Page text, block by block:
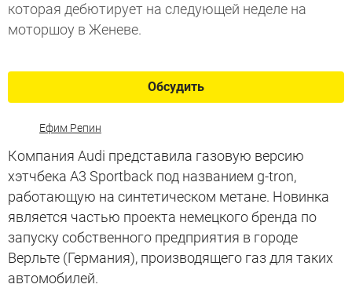
которая дебютирует на следующей неделе на
моторшоу в Женеве.
Обсудить
Ефим Репин
Компания Audi представила газовую версию
хэтчбека A3 Sportback под названием g-tron,
работающую на синтетическом метане. Новинка
является частью проекта немецкого бренда по
запуску собственного предприятия в городе
Верльте (Германия), производящего газ для таких
автомобилей.